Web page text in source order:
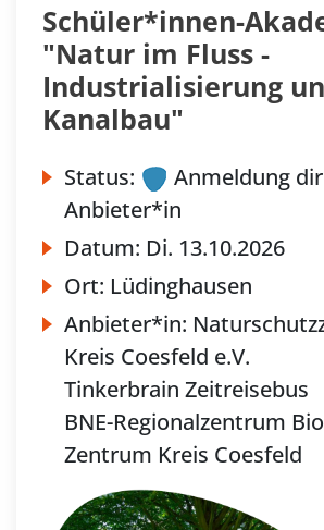
Schüler*innen-
"Natur im Fluss -
Industrialisierung
Kanalbau"
Status:
Anmeldung
Anbieter*in
Datum: Di. 13.10.2026
Ort: Lüdinghausen
Anbieter*in:
Kreis Coesfeld e.V.
Tinkerbrain Zeitreisebus
BNE-Regionalzentrum
Zentrum Kreis Coesfeld